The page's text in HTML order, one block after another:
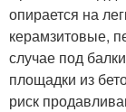
опирается на
керамзитовые,
случае под
площадки из
риск